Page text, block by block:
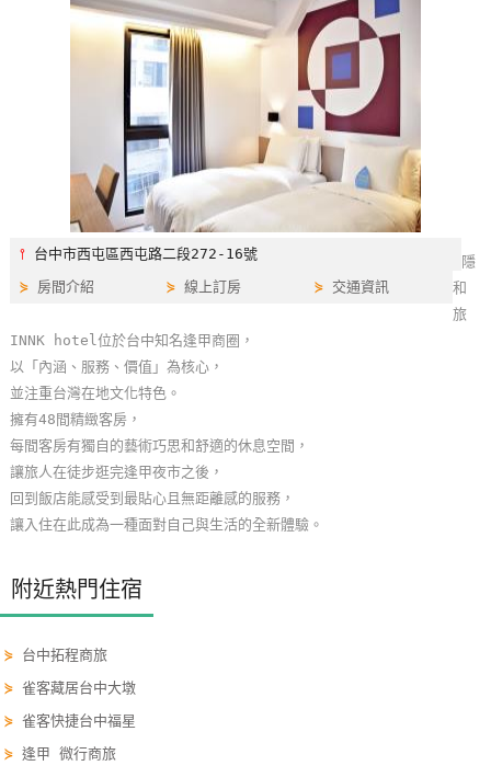
紅
帶
你
玩
玩
樂
顧
客
務
⫯ 台中市西屯區西屯路二段272-16號
⋟ 房間介紹 ⋟線上訂房 ⋟ 交通資訊
隱
和
旅
INNK hotel位於台中知名逢甲商圈，
以「內涵、服務、價值」為核心，
並注重台灣在地文化特色。
擁有48間精緻客房，
每間客房有獨自的藝術巧思和舒適的休息空間，
讓旅人在徒步逛完逢甲夜市之後，
回到飯店能感受到最貼心且無距離感的服務，
讓入住在此成為一種面對自己與生活的全新體驗。
附近熱門住宿
⋟ 台中拓程商旅
⋟雀客藏居台中大墩
⋟雀客快捷台中福星
⋟逢甲 微行商旅